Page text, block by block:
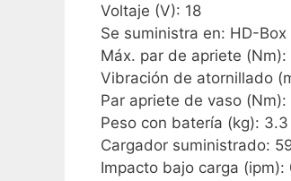
Voltaje (V): 18
Se suministra en: HD-Box
Máx. par de apriete
Vibración de atornillado
Par apriete de vaso (Nm):
Peso con batería (kg): 3.3
Cargador suministrado:
Impacto bajo carga